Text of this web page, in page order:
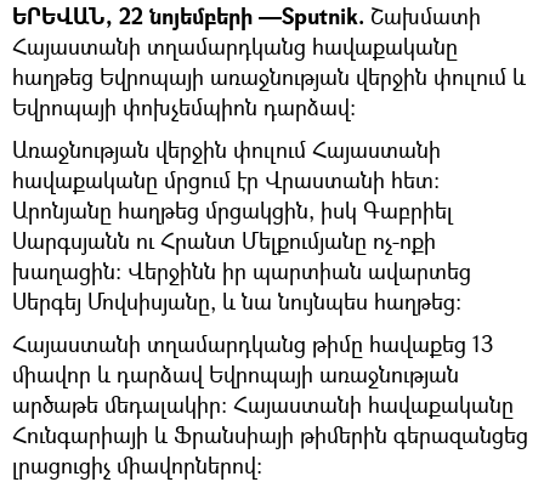
ԵՐԵՎԱՆ, 22 նոյեմբերի —Sputnik. Շախմատի
Հայաստանի տղամարդկանց հավաքականը
հաղթեց Եվրոպայի առաջնության վերջին փուլում և
Եվրոպայի փոխչեմպիոն դարձավ:
Առաջնության վերջին փուլում Հայաստանի
հավաքականը մրցում էր Վրաստանի հետ:
Արոնյանը հաղթեց մրցակցին, իսկ Գաբրիել
Սարգսյանն ու Հրանտ Մելքումյանը ոչ-ոքի
խաղացին: Վերջինն իր պարտիան ավարտեց
Սերգեյ Մովսիսյանը, և նա նույնպես հաղթեց:
Հայաստանի տղամարդկանց թիմը հավաքեց 13
միավոր և դարձավ Եվրոպայի առաջնության
արծաթե մեդալակիր: Հայաստանի հավաքականը
Հունգարիայի և Ֆրանսիայի թիմերին գերազանցեց
լրացուցիչ միավորներով: